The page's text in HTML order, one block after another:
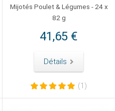
Mijotés Poulet & Légumes - 24 x
82 g
41,65 €
Détails
(1)